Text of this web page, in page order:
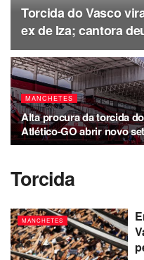
Torcida do Vasco
ex de Iza; cantora
MANCHETES
Alta procura da torcida
Atlético-GO abrir novo
Torcida
MANCHETES